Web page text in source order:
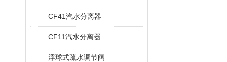
CF41汽水分离器
CF11汽水分离器
浮球式疏水调节阀